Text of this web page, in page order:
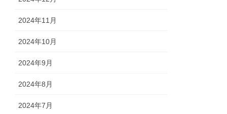
2024年11月
2024年10月
2024年9月
2024年8月
2024年7月